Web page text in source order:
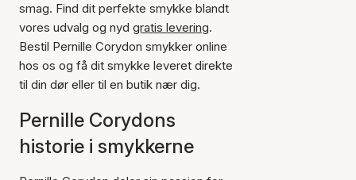
smag. Find dit perfekte smykke blandt
vores udvalg og nyd gratis levering.
Bestil Pernille Corydon smykker online
hos os og få dit smykke leveret direkte
til din dør eller til en butik nær dig.
Pernille Corydons
historie i smykkerne